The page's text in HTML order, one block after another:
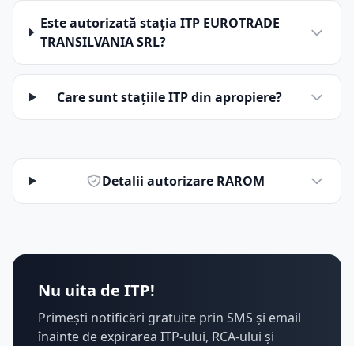
Este autorizată stația ITP EUROTRADE
TRANSILVANIA SRL?
Care sunt stațiile ITP din apropiere?
Detalii autorizare RAROM
Nu uita de ITP!
Primești notificări gratuite prin SMS și email
înainte de expirarea ITP-ului, RCA-ului și